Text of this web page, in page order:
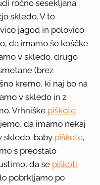
ročno sesekljana
skledo. V to
jagod in polovico
da imamo še koščke
v skledo. drugo
(brez
kremo, ki naj bo na
v skledo in z
Vrhniške piškote
da imamo nekaj
skledo. baby piškote,
s preostalo
da se piškoti
pobrkljamo po